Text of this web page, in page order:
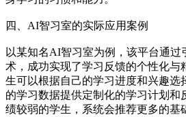
四、AI智习室的实际应用案例
以某知名AI智习室为例，该平台通过
术，成功实现了学习反馈的个性化与
生可以根据自己的学习进度和兴趣选
的学习数据提供定制化的学习计划和
绩较弱的学生，系统会推荐更多的基